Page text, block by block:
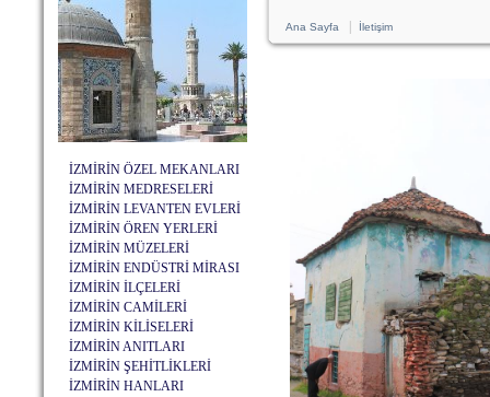
İZMİRİN ÖZEL MEKANLARI
İZMİRİN MEDRESELERİ
İZMİRİN LEVANTEN EVLERİ
İZMİRİN ÖREN YERLERİ
İZMİRİN MÜZELERİ
İZMİRİN ENDÜSTRİ MİRASI
İZMİRİN İLÇELERİ
İZMİRİN CAMİLERİ
İZMİRİN KİLİSELERİ
İZMİRİN ANITLARI
İZMİRİN ŞEHİTLİKLERİ
İZMİRİN HANLARI
Ana Sayfa| İletişim